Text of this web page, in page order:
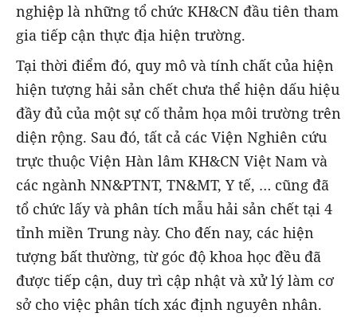
nghiệp là những tổ chức KH&CN đầu tiên tham
gia tiếp cận thực địa hiện trường.
Tại thời điểm đó, quy mô và tính chất của hiện
hiện tượng hải sản chết chưa thể hiện dấu hiệu
đầy đủ của một sự cố thảm họa môi trường trên
diện rộng. Sau đó, tất cả các Viện Nghiên cứu
trực thuộc Viện Hàn lâm KH&CN Việt Nam và
các ngành NN&PTNT, TN&MT, Y tế, … cũng đã
tổ chức lấy và phân tích mẫu hải sản chết tại 4
tỉnh miền Trung này. Cho đến nay, các hiện
tượng bất thường, từ góc độ khoa học đều đã
được tiếp cận, duy trì cập nhật và xử lý làm cơ
sở cho việc phân tích xác định nguyên nhân.